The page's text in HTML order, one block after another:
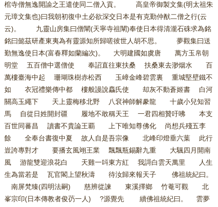
棺寺僧無逸開諭之王遣使同二僧入貢。 高皇帝御製文集(明太祖朱
元璋文集也)曰我朝初復中土必欲深交日本是有克勤仲猷二僧之行(云
云)。 九靈山房集曰僧闡(天寧寺祖闡)奉使日本得清瀧石硃求為銘
銘曰懿茲研產東夷為有靈源知所歸嗟彼世人胡不思。 夢觀集曰送
勤無逸使日本(富春釋如蘭編次)。 大明建國如虞唐 萬方玉帛朝
明堂 五百僧中選僧使 奉詔直往東扶桑 扶桑東去渺烟水 百
萬樓臺海中起 珊瑚珠樹赤松西 玉嶂金峰碧雲裏 重城堅壁鐵不
如 衣冠禮樂傳中都 樓般謾說麤氏使 却灰不動蒼姬書 白河
關高玉繩下 天上靈梅移北野 八袞神師解豢龍 十歲小兒知習
馬 自從日姓開封疆 履地不敢稱天王 一君四相贊吁咈 本支
百世同蕃昌 讀書不貴論王覇 上下唯知尊佛化 尚想兵殘五李
餘 全奉台書復中夏 故人自是吾宗像 北峰印燈垂六葉 此行
豈誇專對才 要播玄風翊王業 飄飄瓶錫辭九重 大颿四月開南
風 游龍雙迎浪花白 天雞一呌東方紅 我謌白雲天萬里 人生
生為當若是 瓦官閣上望秋濤 待汝歸來報天子 佛祖統紀曰。
南屏梵臻(四明法嗣) 慈辨從諫 東溪擇鄉 竹菴可觀 北
峯宗印(日本傳教者俊芿一人) ?源覺先 續佛祖統紀曰。 雲夢